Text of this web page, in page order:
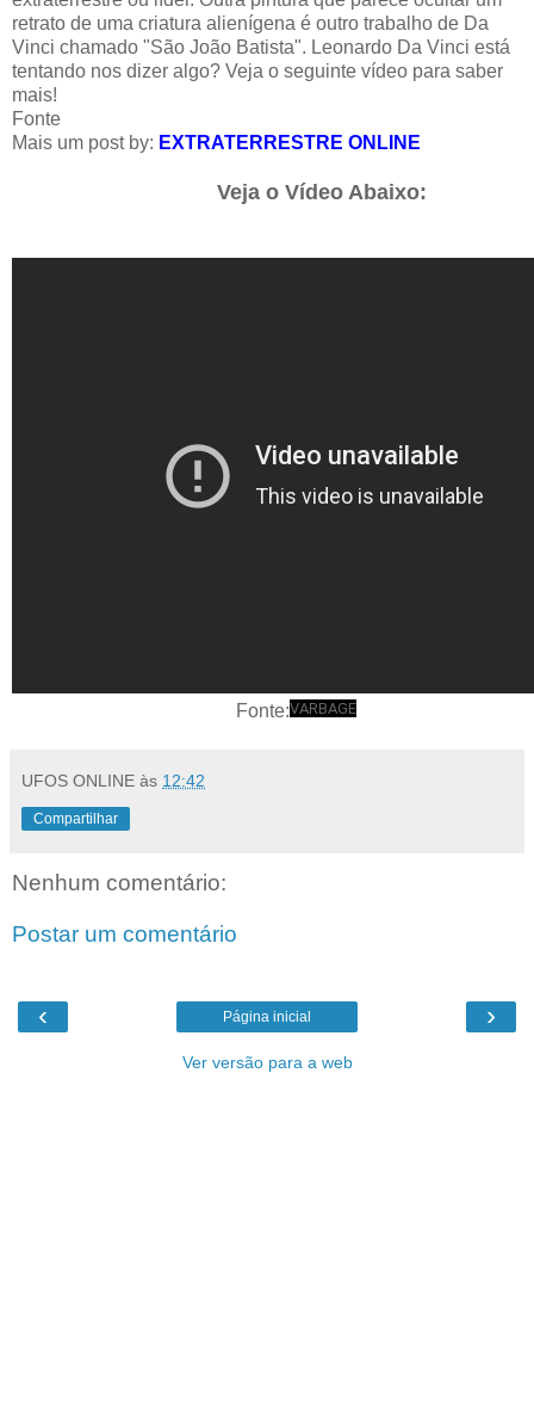
retrato de uma criatura alienígena é outro trabalho de Da
Vinci chamado "São João Batista". Leonardo Da Vinci está
tentando nos dizer algo? Veja o seguinte vídeo para saber
mais!
Fonte
Mais um post by: EXTRATERRESTRE ONLINE
Veja o Vídeo Abaixo:
Fonte:VARBAGE
UFOS ONLINE às 12:42
Compartilhar
Nenhum comentário:
Postar um comentário
‹ ›
Página inicial
Ver versão para a web